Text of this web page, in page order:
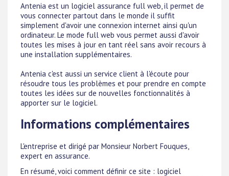
Antenia est un logiciel assurance full web, il permet de
vous connecter partout dans le monde il suffit
simplement d'avoir une connexion internet ainsi qu'un
ordinateur. Le mode full web vous permet aussi d'avoir
toutes les mises à jour en tant réel sans avoir recours à
une installation supplémentaires.
Antenia c'est aussi un service client à l'écoute pour
résoudre tous les problèmes et pour prendre en compte
toutes les idées sur de nouvelles fonctionnalités à
apporter sur le logiciel.
Informations complémentaires
L'entreprise et dirigé par Monsieur Norbert Fouques,
expert en assurance.
En résumé, voici comment définir ce site : logiciel